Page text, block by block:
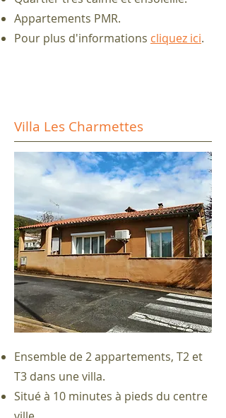
Appartements PMR.
Pour plus d'informations cliquez ici.
Villa Les Charmettes
Ensemble de 2 appartements, T2 et
T3 dans une villa.
Situé à 10 minutes à pieds du centre